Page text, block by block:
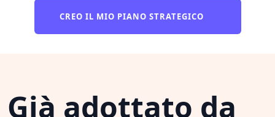
CREO IL MIO PIANO STRATEGICO
Già adottato da